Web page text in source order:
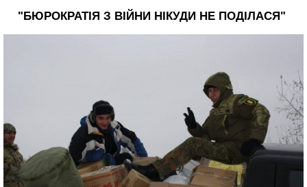
"БЮРОКРАТІЯ З ВІЙНИ НІКУДИ НЕ ПОДІЛАСЯ"